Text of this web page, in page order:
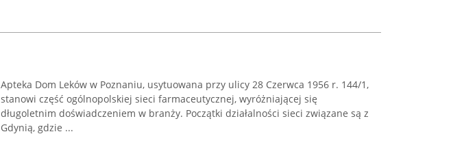
Apteka Dom Leków w Poznaniu, usytuowana przy ulicy 28 Czerwca 1956 r. 144/1,
stanowi część ogólnopolskiej sieci farmaceutycznej, wyróżniającej się
długoletnim doświadczeniem w branży. Początki działalności sieci związane są z
Gdynią, gdzie ...